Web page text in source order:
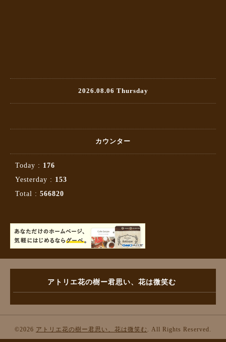
2026.08.06 Thursday
カウンター
Today : 176
Yesterday : 153
Total : 566820
アトリエ花の樹ー君思い、花は微笑む
©2026 アトリエ花の樹ー君思い、花は微笑む . All Rights Reserved.